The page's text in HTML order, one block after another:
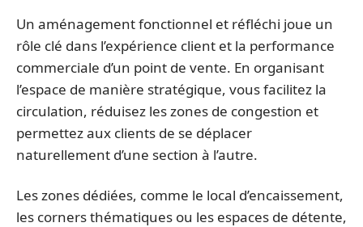
Un aménagement fonctionnel et réfléchi joue un
rôle clé dans l’expérience client et la performance
commerciale d’un point de vente. En organisant
l’espace de manière stratégique, vous facilitez la
circulation, réduisez les zones de congestion et
permettez aux clients de se déplacer
naturellement d’une section à l’autre.
Les zones dédiées, comme le local d’encaissement,
les corners thématiques ou les espaces de détente,